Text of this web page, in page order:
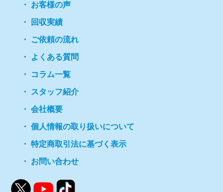
お客様の声
回収実績
ご依頼の流れ
よくある質問
コラム一覧
スタッフ紹介
会社概要
個人情報の取り扱いについて
特定商取引法に基づく表示
お問い合わせ